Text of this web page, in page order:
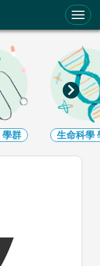
學群 生命科學